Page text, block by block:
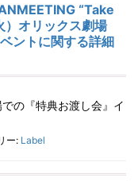
“Take
オリックス劇場
ントに関する詳細
の『特典お渡し会』イ
ー: Label